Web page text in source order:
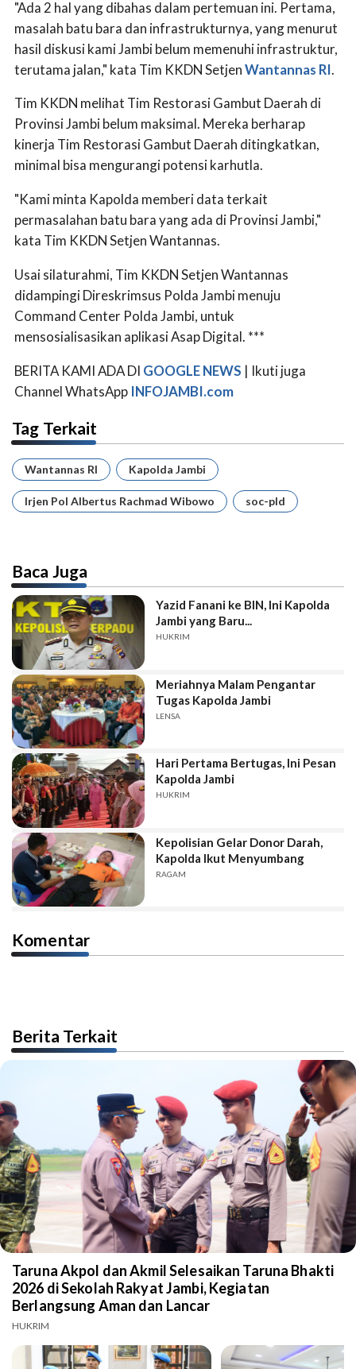
"Ada 2 hal yang dibahas dalam pertemuan ini. Pertama,
masalah batu bara dan infrastrukturnya, yang menurut
hasil diskusi kami Jambi belum memenuhi infrastruktur,
terutama jalan," kata Tim KKDN SetjenWantannas RI.
Tim KKDN melihat Tim Restorasi Gambut Daerah di
Provinsi Jambi belum maksimal. Mereka berharap
kinerja Tim Restorasi Gambut Daerah ditingkatkan,
minimal bisa mengurangi potensi karhutla.
"Kami minta Kapolda memberi data terkait
permasalahan batu bara yang ada di Provinsi Jambi,"
kata Tim KKDN Setjen Wantannas.
Usai silaturahmi, Tim KKDN Setjen Wantannas
didampingi Direskrimsus Polda Jambi menuju
Command Center Polda Jambi, untuk
mensosialisasikan aplikasi Asap Digital. ***
BERITA KAMI ADA DI GOOGLE NEWS | Ikuti juga
Channel WhatsApp INFOJAMBI.com
Tag Terkait
Wantannas RI Kapolda Jambi
Irjen Pol Albertus Rachmad Wibowo soc-pld
Baca Juga
Yazid Fanani ke BIN, Ini Kapolda
Jambi yang Baru...
HUKRIM
Meriahnya Malam Pengantar
Tugas Kapolda Jambi
LENSA
Hari Pertama Bertugas, Ini Pesan
Kapolda Jambi
HUKRIM
Kepolisian Gelar Donor Darah,
Kapolda Ikut Menyumbang
RAGAM
Komentar
Berita Terkait
Taruna Akpol dan Akmil Selesaikan Taruna Bhakti
2026 di Sekolah Rakyat Jambi, Kegiatan
Berlangsung Aman dan Lancar
HUKRIM